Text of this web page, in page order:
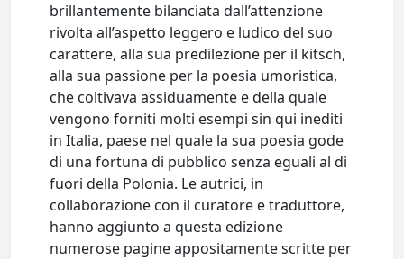
brillantemente bilanciata dall’attenzione
rivolta all’aspetto leggero e ludico del suo
carattere, alla sua predilezione per il kitsch,
alla sua passione per la poesia umoristica,
che coltivava assiduamente e della quale
vengono forniti molti esempi sin qui inediti
in Italia, paese nel quale la sua poesia gode
di una fortuna di pubblico senza eguali al di
fuori della Polonia. Le autrici, in
collaborazione con il curatore e traduttore,
hanno aggiunto a questa edizione
numerose pagine appositamente scritte per